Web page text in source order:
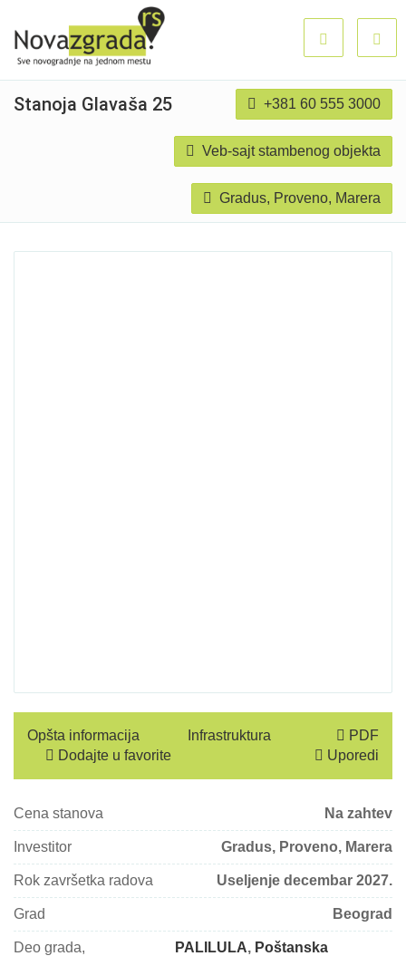
Stanoja Glavaša 25 +381 60 555 3000
Veb-sajt stambenog objekta
Gradus, Proveno, Marera
Opšta informacija Infrastruktura
PDF
Dodajte u favorite
Uporedi
Cena stanova Na zahtev
Investitor Gradus, Proveno, Marera
Rok završetka radova Useljenje decembar 2027.
Grad Beograd
Deo grada,
PALILULA, Poštanska